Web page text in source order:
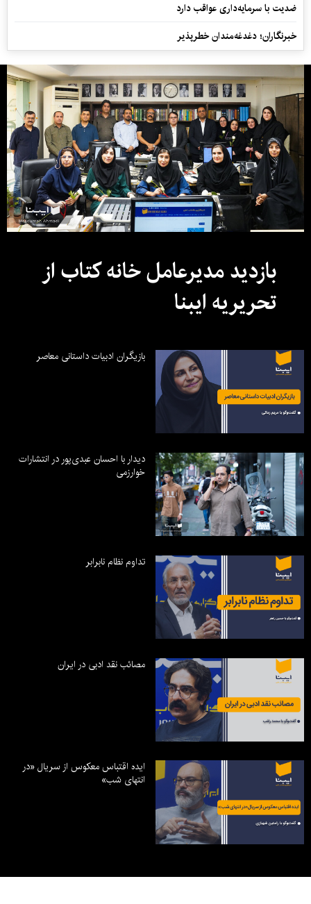
ضدیت با سرمایه‌داری عواقب دارد
خبرنگاران؛ دغدغه‌مندان خطرپذیر
بازدید مدیرعامل خانه کتاب از
تحریریه ایبنا
بازیگران ادبیات داستانی معاصر
دیدار با احسان عبدی‌پور در انتشارات
خوارزمی
تداوم نظام نابرابر
مصائب نقد ادبی در ایران
ایده اقتباس معکوس از سریال «در
انتهای شب»